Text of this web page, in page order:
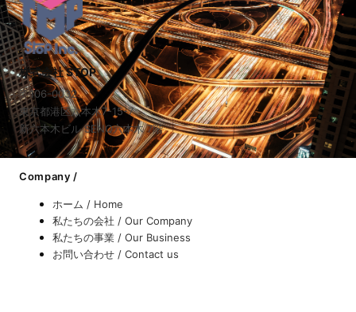
株式会社 STOP
〒106-0032
東京都港区六本木7-15-7
新六本木ビル SENQ六本木 7階
Company /
ホーム / Home
私たちの会社 / Our Company
私たちの事業 / Our Business
お問い合わせ / Contact us